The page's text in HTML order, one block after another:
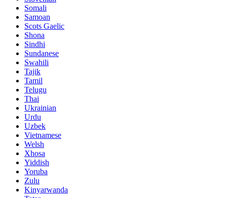
Somali
Samoan
Scots Gaelic
Shona
Sindhi
Sundanese
Swahili
Tajik
Tamil
Telugu
Thai
Ukrainian
Urdu
Uzbek
Vietnamese
Welsh
Xhosa
Yiddish
Yoruba
Zulu
Kinyarwanda